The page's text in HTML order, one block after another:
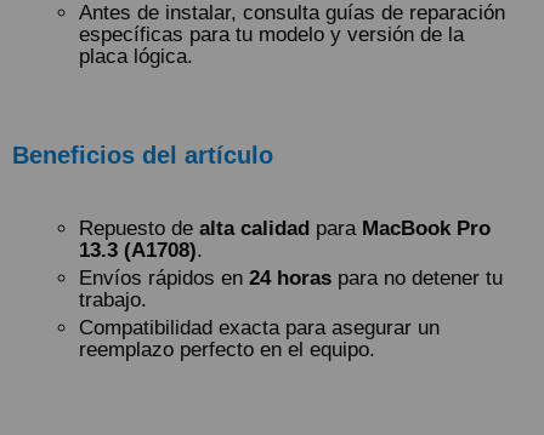
Antes de instalar, consulta guías de reparación
específicas para tu modelo y versión de la
placa lógica.
Beneficios del artículo
Repuesto de alta calidad para MacBook Pro
13.3 (A1708).
Envíos rápidos en 24 horas para no detener tu
trabajo.
Compatibilidad exacta para asegurar un
reemplazo perfecto en el equipo.